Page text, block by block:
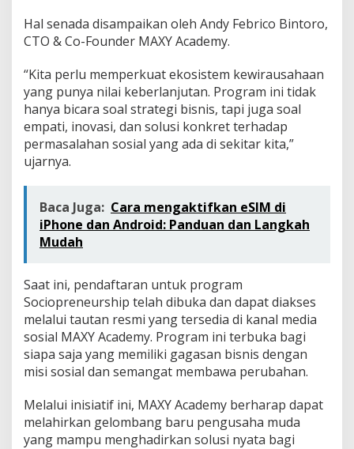
Hal senada disampaikan oleh Andy Febrico Bintoro,
CTO & Co-Founder MAXY Academy.
“Kita perlu memperkuat ekosistem kewirausahaan
yang punya nilai keberlanjutan. Program ini tidak
hanya bicara soal strategi bisnis, tapi juga soal
empati, inovasi, dan solusi konkret terhadap
permasalahan sosial yang ada di sekitar kita,”
ujarnya.
Baca Juga: Cara mengaktifkan eSIM di
iPhone dan Android: Panduan dan Langkah
Mudah
Saat ini, pendaftaran untuk program
Sociopreneurship telah dibuka dan dapat diakses
melalui tautan resmi yang tersedia di kanal media
sosial MAXY Academy. Program ini terbuka bagi
siapa saja yang memiliki gagasan bisnis dengan
misi sosial dan semangat membawa perubahan.
Melalui inisiatif ini, MAXY Academy berharap dapat
melahirkan gelombang baru pengusaha muda
yang mampu menghadirkan solusi nyata bagi